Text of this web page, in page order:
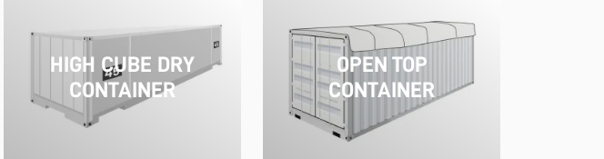
HIGH CUBE DRY
CONTAINER
OPEN TOP
CONTAINER